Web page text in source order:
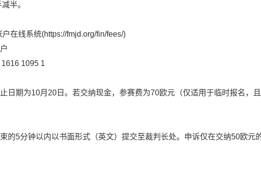
半。
线系统(https://fmjd.org/fin/fees/)
1095 1
期为10月20日。若交纳现金，参赛费为70欧元（仅适用于临时报名，
5分钟以内以书面形式（英文）提交至裁判长处。申诉仅在交纳50欧元